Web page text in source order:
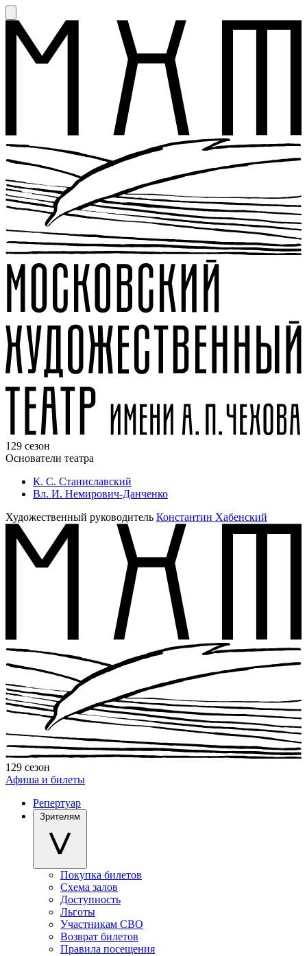
129 сезон
Основатели театра
К. С. Станиславский
Вл. И. Немирович-Данченко
Художественный руководитель Константин Хабенский
129 сезон
Афиша и билеты
Репертуар
Зрителям
Покупка билетов
Схема залов
Доступность
Льготы
Участникам СВО
Возврат билетов
Правила посещения